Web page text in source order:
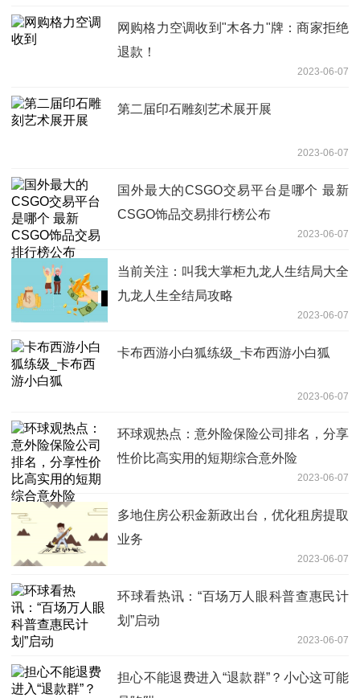
网购格力空调收到"木各力"牌：商家拒绝
退款！
2023-06-07
第二届印石雕刻艺术展开展
2023-06-07
国外最大的CSGO交易平台是哪个 最新
CSGO饰品交易排行榜公布
2023-06-07
当前关注：叫我大掌柜九龙人生结局大全
九龙人生全结局攻略
2023-06-07
卡布西游小白狐练级_卡布西游小白狐
2023-06-07
环球观热点：意外险保险公司排名，分享
性价比高实用的短期综合意外险
2023-06-07
多地住房公积金新政出台，优化租房提取
业务
2023-06-07
环球看热讯：“百场万人眼科普查惠民计
划”启动
2023-06-07
担心不能退费进入“退款群”？小心这可能